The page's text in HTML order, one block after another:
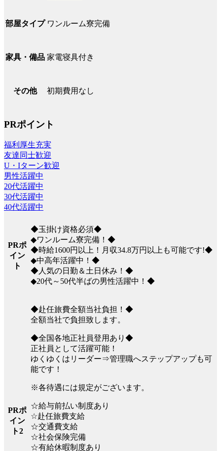
部屋タイプ ワンルーム寮完備
家具・備品 家電寝具付き
その他 初期費用なし
PRポイント
福利厚生充実
友達同士歓迎
U・Iターン歓迎
男性活躍中
20代活躍中
30代活躍中
40代活躍中
PRポ
イン
ト
◆玉掛け資格必須◆
◆ワンルーム寮完備！◆
◆時給1600円以上！月収34.8万円以上も可能です!◆
◆中高年活躍中！◆
◆人気の日勤＆土日休み！◆
◆20代～50代半ばの男性活躍中！◆
PRポ
イン
ト2
◆赴任旅費全額当社負担！◆
全額当社で負担致します。
◆全国各地正社員登用あり◆
正社員として活躍可能！
ゆくゆくはリーダー⇒管理職へステップアップも可
能です！
※各待遇には規定がございます。
☆給与前払い制度あり
☆赴任旅費支給
☆交通費支給
☆社会保険完備
☆有給休暇制度あり